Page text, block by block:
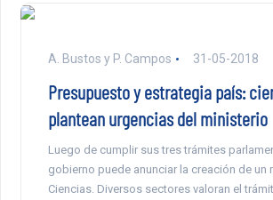
A. Bustos y P. Campos 31-05-2018
Presupuesto y estrategia país:
plantean urgencias del ministerio
Luego de cumplir sus tres trámites
gobierno puede anunciar la creación de un
Ciencias. Diversos sectores valoran el